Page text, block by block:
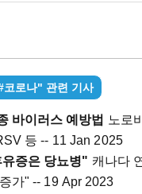
코로나" 관련 기사
바이러스 예방법
노로
등 -- 11 Jan 2025
증은 당뇨병" 캐나다
가" -- 19 Apr 2023